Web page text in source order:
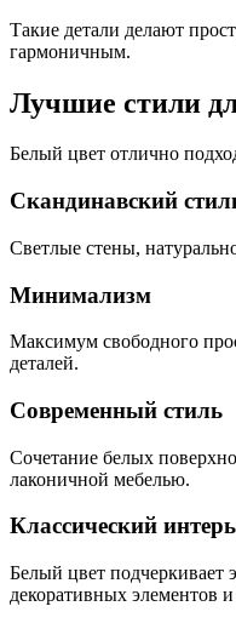
Такие детали делают
гармоничным.
Лучшие стили
Белый цвет отлично
Скандинавский
Светлые стены,
Минимализм
Максимум свободного
деталей.
Современный стиль
Сочетание белых
лаконичной мебелью.
Классический
Белый цвет подчеркивает
декоративных элементов